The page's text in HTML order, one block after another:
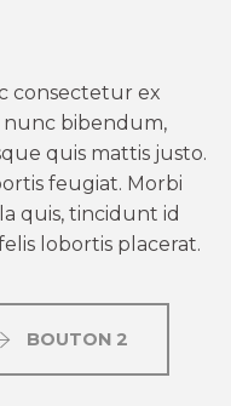
consectetur ex
nunc bibendum,
quis mattis justo.
feugiat. Morbi
quis, tincidunt id
lobortis placerat.
BOUTON 2